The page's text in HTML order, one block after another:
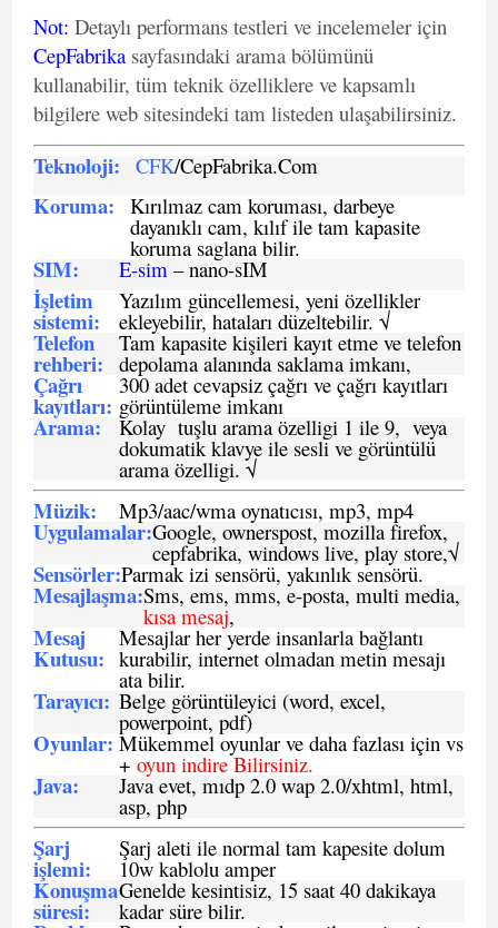
Not: Detaylı performans testleri ve incelemeler için
CepFabrika sayfasındaki arama bölümünü
kullanabilir, tüm teknik özelliklere ve kapsamlı
bilgilere web sitesindeki tam listeden ulaşabilirsiniz.
Teknoloji: CFK/CepFabrika.Com
Koruma: Kırılmaz cam koruması, darbeye
dayanıklı cam, kılıf ile tam kapasite
koruma saglana bilir.
SIM: E-sim – nano-sIM
İşletim
sistemi:
Yazılım güncellemesi, yeni özellikler
ekleyebilir, hataları düzeltebilir. √
Telefon
rehberi:
Tam kapasite kişileri kayıt etme ve telefon
depolama alanında saklama imkanı,
Çağrı
kayıtları:
300 adet cevapsiz çağrı ve çağrı kayıtları
görüntüleme imkanı
Arama: Kolay tuşlu arama özelligi 1 ile 9, veya
dokumatik klavye ile sesli ve görüntülü
arama özelligi. √
Müzik: Mp3/aac/wma oynatıcısı, mp3, mp4
Uygulamalar:Google, ownerspost, mozilla firefox,
cepfabrika, windows live, play store,√
Sensörler:Parmak izi sensörü, yakınlık sensörü.
Mesajlaşma:Sms, ems, mms, e-posta, multi media,
kısa mesaj,
Mesaj
Kutusu:
Mesajlar her yerde insanlarla bağlantı
kurabilir, internet olmadan metin mesajı
ata bilir.
Tarayıcı: Belge görüntüleyici (word, excel,
powerpoint, pdf)
Oyunlar: Mükemmel oyunlar ve daha fazlası için vs
+ oyun indire Bilirsiniz.
Java: Java evet, mıdp 2.0 wap 2.0/xhtml, html,
asp, php
Şarj
işlemi:
Şarj aleti ile normal tam kapesite dolum
10w kablolu amper
Konuşma
süresi:
Genelde kesintisiz, 15 saat 40 dakikaya
kadar süre bilir.